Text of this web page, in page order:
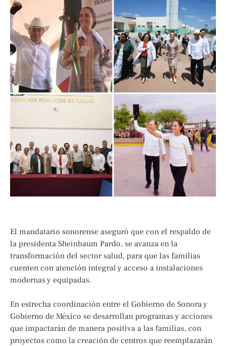
El mandatario sonorense aseguró que con el respaldo de
la presidenta Sheinbaum Pardo, se avanza en la
transformación del sector salud, para que las familias
cuenten con atención integral y acceso a instalaciones
modernas y equipadas.
En estrecha coordinación entre el Gobierno de Sonora y
Gobierno de México se desarrollan programas y acciones
que impactarán de manera positiva a las familias, con
proyectos como la creación de centros que reemplazarán